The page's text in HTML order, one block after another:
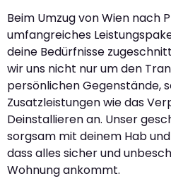
Beim Umzug von Wien nach
umfangreiches
deine Bedürfnisse
wir uns nicht nur um den
persönlichen Gegenstände,
Zusatzleistungen wie das
Deinstallieren an. Unser
sorgsam mit deinem Hab
dass alles sicher und
Wohnung ankommt.